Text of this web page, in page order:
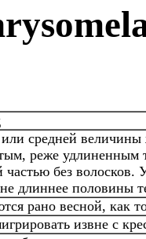
средней величины
реже удлиненным
частью без волосков.
длиннее половины
рано весной, как
извне с